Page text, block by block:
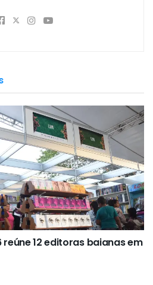
12 editoras baianas em